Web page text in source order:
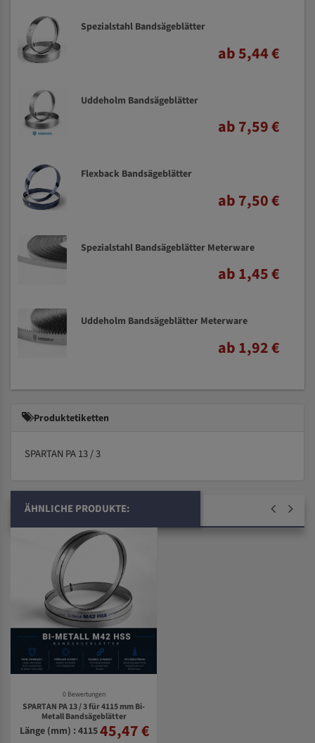
Spezialstahl Bandsägeblätter
ab 5,44 €
Uddeholm Bandsägeblätter
ab 7,59 €
Flexback Bandsägeblätter
ab 7,50 €
Spezialstahl Bandsägeblätter Meterware
ab 1,45 €
Uddeholm Bandsägeblätter Meterware
ab 1,92 €
Produktetiketten
SPARTAN PA 13 / 3
ÄHNLICHE PRODUKTE:
0 Bewertungen
SPARTAN PA 13 / 3 für 4115 mm Bi-
Metall Bandsägeblätter
Länge (mm) : 411545,47 €